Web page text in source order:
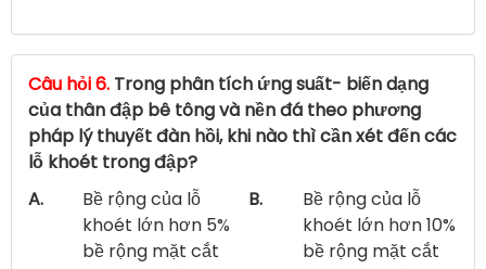
Câu hỏi 6. Trong phân tích ứng suất- biến dạng
của thân đập bê tông và nền đá theo phương
pháp lý thuyết đàn hồi, khi nào thì cần xét đến các
lỗ khoét trong đập?
A.
Bề rộng của lỗ
khoét lớn hơn 5%
bề rộng mặt cắt
B.
Bề rộng của lỗ
khoét lớn hơn 10%
bề rộng mặt cắt